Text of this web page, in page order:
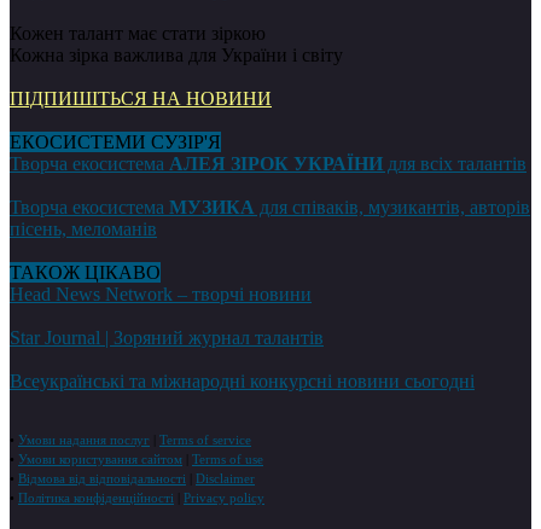
Кожен талант має стати зіркою
Кожна зірка важлива для України і світу
ПІДПИШІТЬСЯ НА НОВИНИ
ЕКОСИСТЕМИ СУЗІР'Я
Творча екосистема АЛЕЯ ЗІРОК УКРАЇНИ для всіх талантів
Творча екосистема МУЗИКА для співаків, музикантів, авторів
пісень, меломанів
ТАКОЖ ЦІКАВО
Head News Network – творчі новини
Star Journal | Зоряний журнал талантів
Всеукраїнські та міжнародні конкурсні новини сьогодні
• Умови надання послуг
Terms of service
• Умови користування сайтом
Terms of use
• Відмова від відповідальності
Disclaimer
• Політика конфіденційності Privacy policy